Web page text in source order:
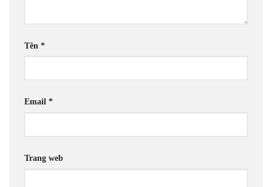
Tên *
Email *
Trang web